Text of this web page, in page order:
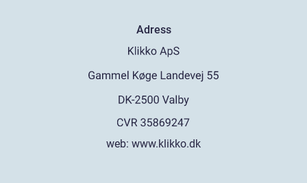
Adress
web: www.klikko.dk